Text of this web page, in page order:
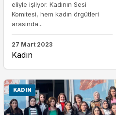
eliyle işliyor. Kadının Sesi
Komitesi, hem kadın örgütleri
arasında...
27 Mart 2023
Kadın
KADIN